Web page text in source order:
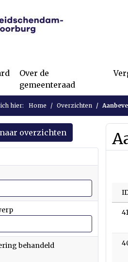
pagina
Over de
gemeenteraad
hier: Home Overzichten
overzichten
behandeld